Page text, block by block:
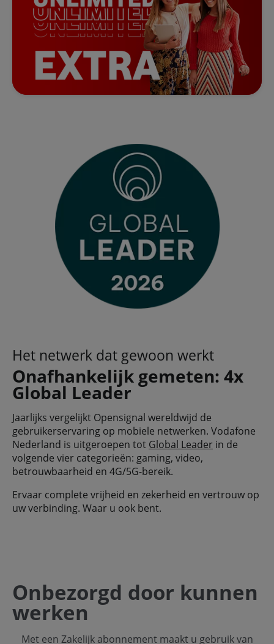
Het netwerk dat gewoon werkt
Onafhankelijk gemeten: 4x
Global Leader
Jaarlijks vergelijkt Opensignal wereldwijd de
gebruikerservaring op mobiele netwerken. Vodafone
Nederland is uitgeroepen tot Global Leader in de
volgende vier categorieën: gaming, video,
betrouwbaarheid en 4G/5G-bereik.
Ervaar complete vrijheid en zekerheid en vertrouw op
uw verbinding. Waar u ook bent.
Onbezorgd door kunnen
werken
Met een Zakelijk abonnement maakt u gebruik van